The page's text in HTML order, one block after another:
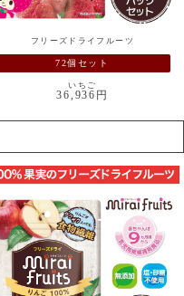
フリーズドライフルーツ
72個セット
いちご
36,936円